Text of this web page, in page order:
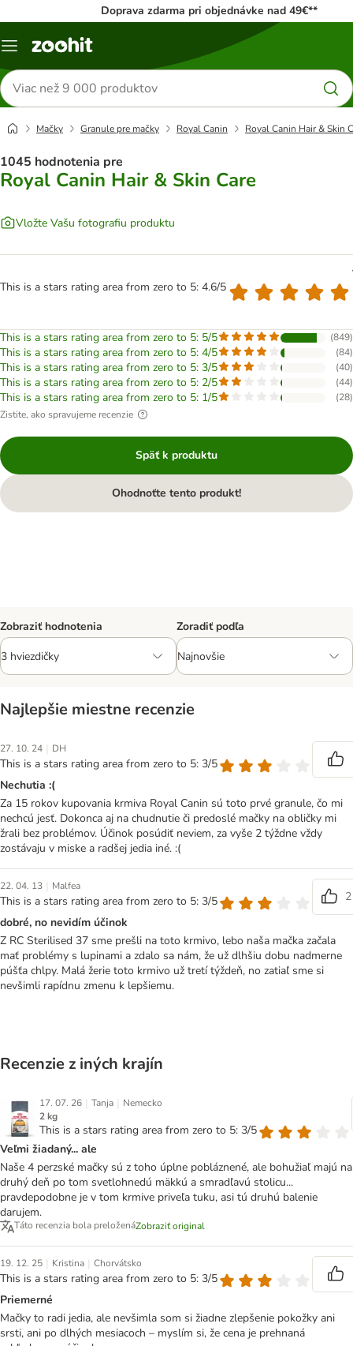
Doprava zdarma pri objednávke nad 49€**
Kategórie
Hľadať
produkty
Mačky Granule pre mačky Royal Canin Royal Canin Hair & Skin
1045 hodnotenia pre
Royal Canin Hair & Skin Care
Vložte Vašu fotografiu produktu
This is a stars rating area from zero to 5: 4.6/5
This is a stars rating area from zero to 5: 5/5 (849)
This is a stars rating area from zero to 5: 4/5 (84)
This is a stars rating area from zero to 5: 3/5 (40)
This is a stars rating area from zero to 5: 2/5 (44)
This is a stars rating area from zero to 5: 1/5 (28)
Zistite, ako spravujeme recenzie
Späť k produktu
Ohodnoťte tento produkt!
Zobraziť hodnotenia Zoradiť podľa
Najlepšie miestne recenzie
27. 10. 24 | DH
This is a stars rating area from zero to 5: 3/5
Nechutia :(
Za 15 rokov kupovania krmiva Royal Canin sú toto prvé granule, čo mi
nechcú jesť. Dokonca aj na chudnutie či predoslé mačky na obličky mi
žrali bez problémov. Účinok posúdiť neviem, za vyše 2 týždne vždy
zostávaju v miske a radšej jedia iné. :(
22. 04. 13 | Malfea
This is a stars rating area from zero to 5: 3/5
2
dobré, no nevidím účinok
Z RC Sterilised 37 sme prešli na toto krmivo, lebo naša mačka začala
mať problémy s lupinami a zdalo sa nám, že už dlhšiu dobu nadmerne
púšťa chlpy. Malá žerie toto krmivo už tretí týždeň, no zatiaľ sme si
nevšimli rapídnu zmenu k lepšiemu.
Recenzie z iných krajín
17. 07. 26 | Tanja | Nemecko
2 kg
This is a stars rating area from zero to 5: 3/5
Veľmi žiadaný... ale
Naše 4 perzské mačky sú z toho úplne pobláznené, ale bohužiaľ majú na
druhý deň po tom svetlohnedú mäkkú a smradľavú stolicu...
pravdepodobne je v tom krmive priveľa tuku, asi tú druhú balenie
darujem.
Táto recenzia bola preloženáZobraziť original
19. 12. 25 | Kristina | Chorvátsko
This is a stars rating area from zero to 5: 3/5
Priemerné
Mačky to radi jedia, ale nevšimla som si žiadne zlepšenie pokožky ani
srsti, ani po dlhých mesiacoch – myslím si, že cena je prehnaná